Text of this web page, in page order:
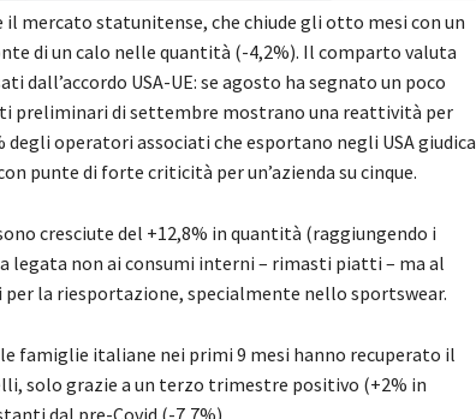
mercato statunitense, che chiude gli otto mesi con un
di un calo nelle quantità (-4,2%). Il comparto valuta
dall’accordo USA-UE: se agosto ha segnato un poco
preliminari di settembre mostrano una reattività per
operatori associati che esportano negli USA giudica
punte di forte criticità per un’azienda su cinque.
cresciute del +12,8% in quantità (raggiungendo i
legata non ai consumi interni – rimasti piatti – ma al
la riesportazione, specialmente nello sportswear.
famiglie italiane nei primi 9 mesi hanno recuperato il
solo grazie a un terzo trimestre positivo (+2% in
dal pre-Covid (-7,7%).